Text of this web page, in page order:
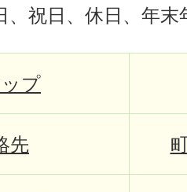
、祝日、休日、年
プ
先